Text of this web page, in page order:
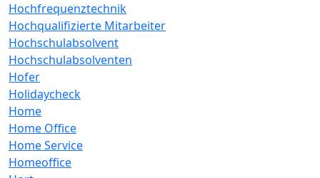
Hochfrequenztechnik
Hochqualifizierte Mitarbeiter
Hochschulabsolvent
Hochschulabsolventen
Hofer
Holidaycheck
Home
Home Office
Home Service
Homeoffice